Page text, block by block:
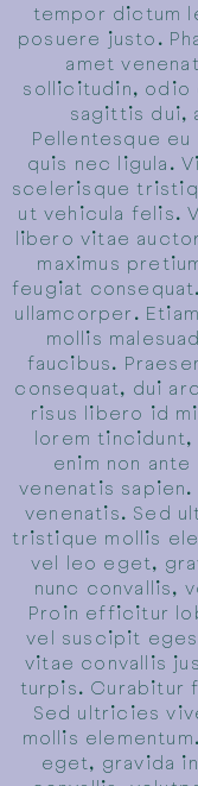
tempor dictum
posuere justo.
amet
sollicitudin, odio
sagittis dui,
Pellentesque
quis nec ligula.
scelerisque
ut vehicula felis.
libero vitae
maximus
feugiat
ullamcorper.
mollis
faucibus.
consequat, dui
risus libero id
lorem tincidunt,
enim non
venenatis
venenatis. Sed
tristique mollis
vel leo eget,
nunc convallis,
Proin efficitur
vel suscipit
vitae convallis
turpis. Curabitur
Sed ultricies
mollis
eget, gravida